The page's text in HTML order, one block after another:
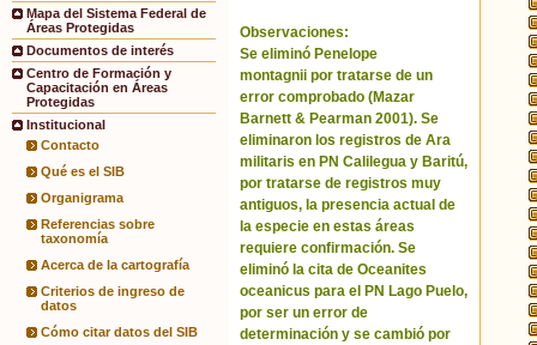
Mapa del Sistema Federal de
Áreas Protegidas
Documentos de interés
Centro de Formación y
Capacitación en Áreas
Protegidas
Institucional
Contacto
Qué es el SIB
Organigrama
Referencias sobre
taxonomía
Acerca de la cartografía
Criterios de ingreso de
datos
Cómo citar datos del SIB
Observaciones:
Se eliminó Penelope
montagnii por tratarse de un
error comprobado (Mazar
Barnett & Pearman 2001). Se
eliminaron los registros de Ara
militaris en PN Calilegua y Baritú,
por tratarse de registros muy
antiguos, la presencia actual de
la especie en estas áreas
requiere confirmación. Se
eliminó la cita de Oceanites
oceanicus para el PN Lago Puelo,
por ser un error de
determinación y se cambió por